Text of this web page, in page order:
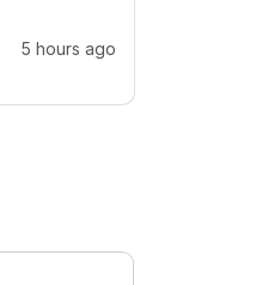
5 hours ago